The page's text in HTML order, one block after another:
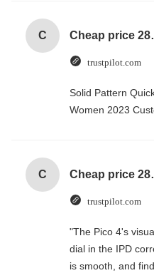
C Cheap price
trustpilot.com
Solid Pattern
Women 2023
C Cheap price
trustpilot.com
"The Pico 4's
dial in the IPD
is smooth, and